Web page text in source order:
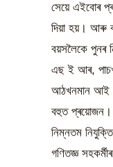
সেয়ে এইবোৰ
দিয়া হয়। আৰু
বয়সলৈকে পুনৰ
এছ ই আৰ,
আঠখনমান আই
বহুত প্ৰয়োজন।
নিম্নতম
গণিতজ্ঞ